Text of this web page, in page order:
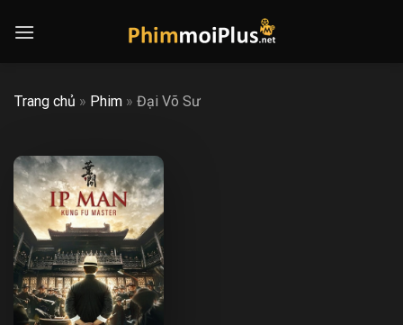
Trang chủ » Phim » Đại Võ Sư